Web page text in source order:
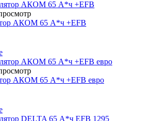
АКОМ 65 А*ч +EFB
АКОМ 65 А*ч +EFB евро